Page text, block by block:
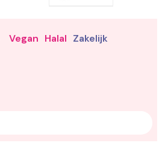
Vegan Halal Zakelijk